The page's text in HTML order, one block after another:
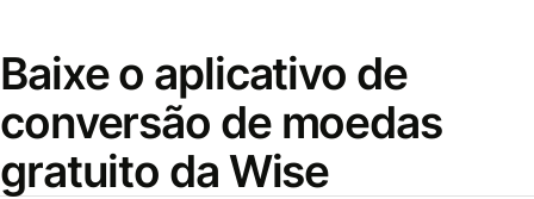
Baixe o aplicativo de
conversão de moedas
gratuito da Wise